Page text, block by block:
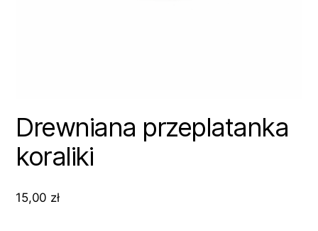
Drewniana przeplatanka
koraliki
15,00 zł